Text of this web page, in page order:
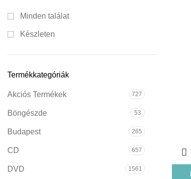
Minden találat
Készleten
Termékkategóriák
Akciós Termékek 727
Böngészde 53
Budapest 265
CD 657
DVD 1561